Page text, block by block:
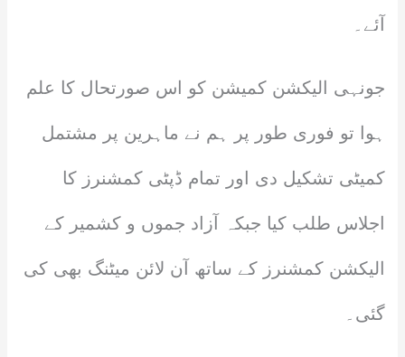
آئے۔
جونہی الیکشن کمیشن کو اس صورتحال کا علم
ہوا تو فوری طور پر ہم نے ماہرین پر مشتمل
کمیٹی تشکیل دی اور تمام ڈپٹی کمشنرز کا
اجلاس طلب کیا جبکہ آزاد جموں و کشمیر کے
الیکشن کمشنرز کے ساتھ آن لائن میٹنگ بھی کی
گئی۔